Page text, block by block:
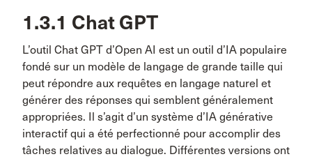
1.3.1 Chat GPT
L’outil Chat GPT d’Open AI est un outil d’IA populaire
fondé sur un modèle de langage de grande taille qui
peut répondre aux requêtes en langage naturel et
générer des réponses qui semblent généralement
appropriées. Il s’agit d’un système d’IA générative
interactif qui a été perfectionné pour accomplir des
tâches relatives au dialogue. Différentes versions ont